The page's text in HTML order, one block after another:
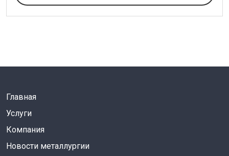
Главная
Услуги
Компания
Новости металлургии